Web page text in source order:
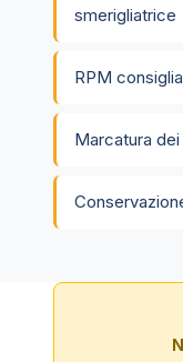
smerigliatrice
RPM
Marcatura dei